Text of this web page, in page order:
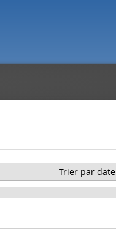
Trier par date